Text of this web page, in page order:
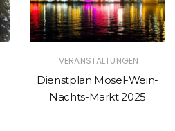
VERANSTALTUNGEN
Dienstplan Mosel-Wein-
Nachts-Markt 2025